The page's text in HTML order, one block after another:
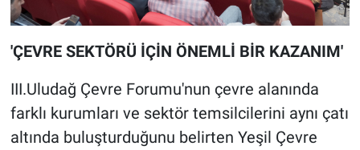
'ÇEVRE SEKTÖRÜ İÇİN ÖNEMLİ BİR KAZANIM'
III.Uludağ Çevre Forumu'nun çevre alanında
farklı kurumları ve sektör temsilcilerini aynı çatı
altında buluşturduğunu belirten Yeşil Çevre